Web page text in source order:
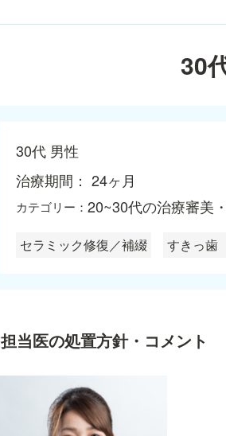
30
30代 男性
治療期間 ： 24ヶ月
カテゴリー ： 20~30代の治療審美
セラミック修復／補綴 すきっ歯
担当医の処置方針・コメント